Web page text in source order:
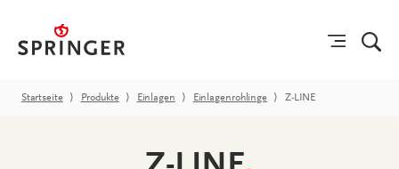
Startseite ⟩ Produkte ⟩ Einlagen ⟩ Einlagenrohlinge ⟩ Z-LINE